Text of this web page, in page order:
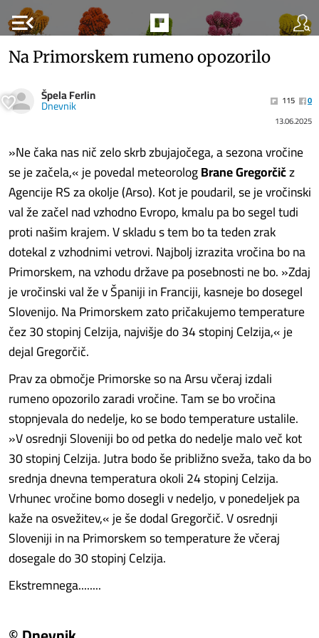
menu_open
Na Primorskem rumeno opozorilo
Špela Ferlin
Dnevnik 115
0
13.06.2025
»Ne čaka nas nič zelo skrb zbujajočega, a sezona vročine
se je začela,« je povedal meteorologBrane Gregorčičz
Agencije RS za okolje (Arso). Kot je poudaril, se je vročinski
val že začel nad vzhodno Evropo, kmalu pa bo segel tudi
proti našim krajem. V skladu s tem bo ta teden zrak
dotekal z vzhodnimi vetrovi. Najbolj izrazita vročina bo na
Primorskem, na vzhodu države pa posebnosti ne bo. »Zdaj
je vročinski val že v Španiji in Franciji, kasneje bo dosegel
Slovenijo. Na Primorskem zato pričakujemo temperature
čez 30 stopinj Celzija, najvišje do 34 stopinj Celzija,« je
dejal Gregorčič.
Prav za območje Primorske so na Arsu včeraj izdali
rumeno opozorilo zaradi vročine. Tam se bo vročina
stopnjevala do nedelje, ko se bodo temperature ustalile.
»V osrednji Sloveniji bo od petka do nedelje malo več kot
30 stopinj Celzija. Jutra bodo še približno sveža, tako da bo
srednja dnevna temperatura okoli 24 stopinj Celzija.
Vrhunec vročine bomo dosegli v nedeljo, v ponedeljek pa
kaže na osvežitev,« je še dodal Gregorčič. V osrednji
Sloveniji in na Primorskem so temperature že včeraj
dosegale do 30 stopinj Celzija.
Ekstremnega........